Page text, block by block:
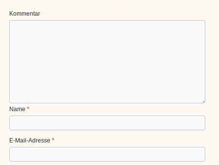
Kommentar
Name*
E-Mail-Adresse*